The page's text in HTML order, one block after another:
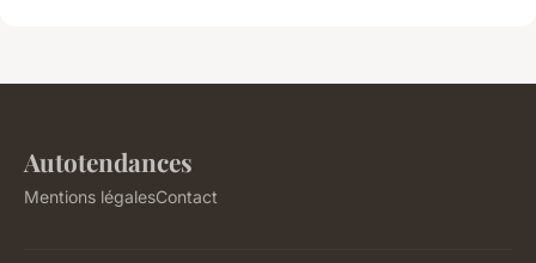
Autotendances
Mentions légalesContact